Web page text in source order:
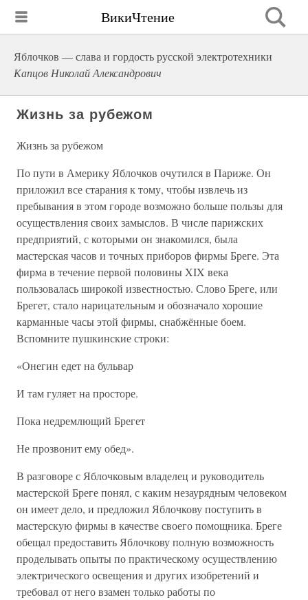
ВикиЧтение
Яблочков — слава и гордость русской электротехники
Капцов Николай Александрович
Жизнь за рубежом
Жизнь за рубежом
По пути в Америку Яблочков очутился в Париже. Он
приложил все старания к тому, чтобы извлечь из
пребывания в этом городе возможно больше пользы для
осуществления своих замыслов. В числе парижских
предприятий, с которыми он знакомился, была
мастерская часов и точных приборов фирмы Бреге. Эта
фирма в течение первой половины XIX века
пользовалась широкой известностью. Слово Бреге, или
Брегет, стало нарицательным и обозначало хорошие
карманные часы этой фирмы, снабжённые боем.
Вспомните пушкинские строки:
«Онегин едет на бульвар
И там гуляет на просторе.
Пока недремлющий Брегет
Не прозвонит ему обед».
В разговоре с Яблочковым владелец и руководитель
мастерской Бреге понял, с каким незаурядным человеком
он имеет дело, и предложил Яблочкову поступить в
мастерскую фирмы в качестве своего помощника. Бреге
обещал предоставить Яблочкову полную возможность
проделывать опыты по практическому осуществлению
электрического освещения и других изобретений и
требовал от него взамен только работы по